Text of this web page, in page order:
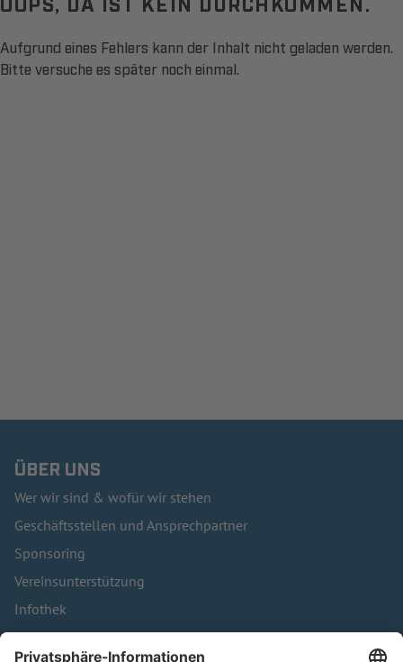
Aufgrund eines Fehlers kann der Inhalt nicht geladen werden.
Bitte versuche es später noch einmal.
ÜBER UNS
Wer wir sind & wofür wir stehen
Geschäftsstellen und Ansprechpartner
Sponsoring
Vereinsunterstützung
Infothek
Kontakt